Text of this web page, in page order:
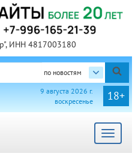
ИНН 4817003180
по новостям
18+
9 августа 2026 г.
воскресенье
Toggle